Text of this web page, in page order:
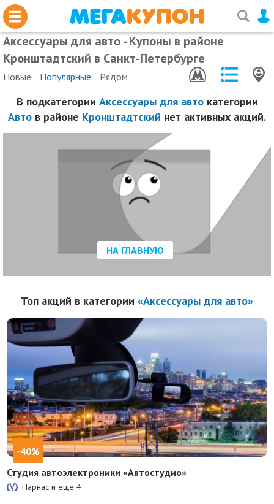
Аксессуары для авто - Купоны в районе
Кронштадтский в Санкт-Петербурге
Новые Популярные Рядом
В подкатегории Аксессуары для автокатегории
Авто в районе Кронштадтский нет активных акций.
НА ГЛАВНУЮ
Топ акций в категории «Аксессуары для авто»
-40%
Студия автоэлектроники «Автостудио»
Парнас и еще4